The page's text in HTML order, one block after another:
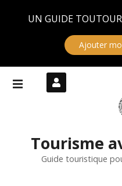
UN GUIDE
Ajouter
Tourisme
Guide touristique